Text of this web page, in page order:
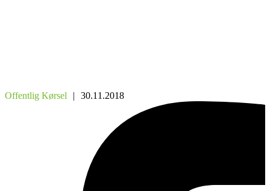
Offentlig Kørsel | 30.11.2018